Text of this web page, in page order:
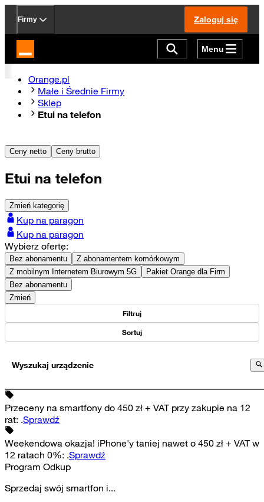
Firmy Zaloguj się
Strona główna Orange.pl Menu
Orange.pl
Małe i Średnie Firmy
Sklep
Etui na telefon
Ceny netto Ceny brutto
Etui na telefon
Zmień kategorię
Kup na paragon
Kup na paragon
Wybierz ofertę:
Bez abonamentu
Z abonamentem komórkowym
Z mobilnym Internetem Biurowym 5G
Pakiet Orange dla Firm
Bez abonamentu
Zmień
Filtruj
Sortuj
Wyszukaj urządzenie
Przeceny na smartfony do 450 zł + VAT przy zakupie na 12
rat: .Sprawdź
Weekendowa okazja! iPhone'y taniej nawet o 450 zł + VAT w
12 ratach 0%: .Sprawdź
Program Odkup
Sprzedaj swój smartfon i...